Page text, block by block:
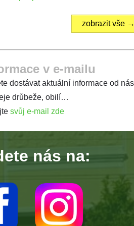
zobrazit vše
v e-mailu
dostávat aktuální informace od
drůbeže, obilí…
svůj e-mail zde
nás na: